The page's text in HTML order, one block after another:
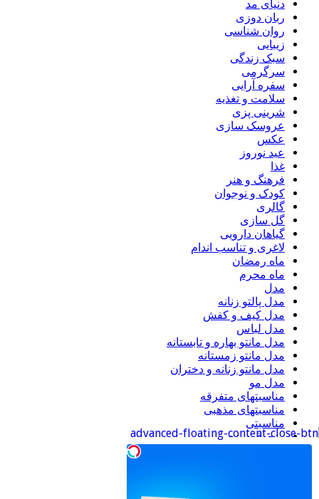
دنیای مد
ربان دوزی
روان شناسی
زیبایی
سبک زندگی
سرگرمی
سفره آرایی
سلامت و تغذیه
شرینی پزی
عروسک سازی
عکس
عید نوروز
غذا
فرهنگ و هنر
کودک و نوجوان
گالری
گل سازی
گیاهان دارویی
لاغری و تناسب اندام
ماه رمضان
ماه محرم
مدل
مدل پالتو زنانه
مدل کیف و کفش
مدل لباس
مدل مانتو بهاره و تابستانه
مدل مانتو زمستانه
مدل مانتو زنانه و دختران
مدل مو
مناسبتهای متفرقه
مناسبتهای مذهبی
مناسبتی
منجوق دوزی